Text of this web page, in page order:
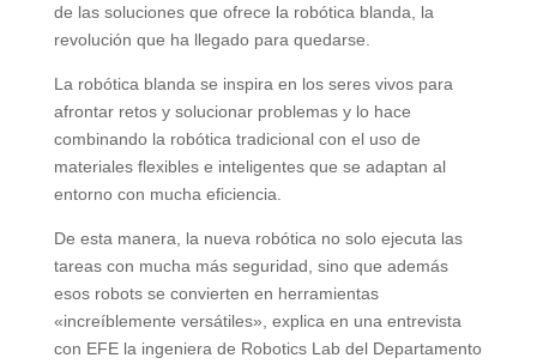
de las soluciones que ofrece la robótica blanda, la
revolución que ha llegado para quedarse.
La robótica blanda se inspira en los seres vivos para
afrontar retos y solucionar problemas y lo hace
combinando la robótica tradicional con el uso de
materiales flexibles e inteligentes que se adaptan al
entorno con mucha eficiencia.
De esta manera, la nueva robótica no solo ejecuta las
tareas con mucha más seguridad, sino que además
esos robots se convierten en herramientas
«increíblemente versátiles», explica en una entrevista
con EFE la ingeniera de Robotics Lab del Departamento